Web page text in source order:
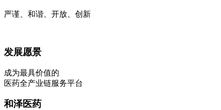
严谨、和谐、开放、创新
发展愿景
成为最具价值的
医药全产业链服务平台
和泽医药